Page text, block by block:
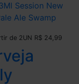
de 2UN R$ 24,99